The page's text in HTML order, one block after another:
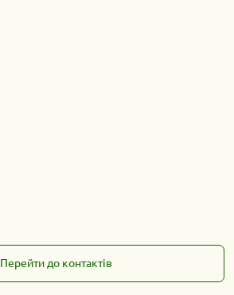
Перейти до контактів